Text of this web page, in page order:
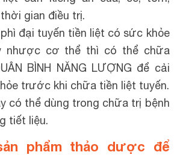
gian điều trị.
đại tuyến tiền liệt có sức khỏe
nhược cơ thể thì có thể chữa
BÌNH NĂNG LƯỢNG để cải
trước khi chữa tiền liệt tuyến.
có thể dùng trong chữa trị bệnh
tiết liệu.
phẩm thảo dược để